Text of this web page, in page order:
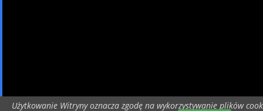
Użytkowanie Witryny oznacza zgodę na wykorzystywanie plików